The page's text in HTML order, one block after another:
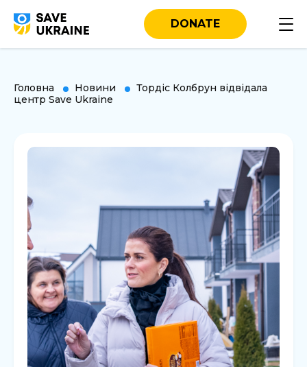
DONATE
Головна Новини
Тордіс Колбрун відвідала
центр Save Ukraine